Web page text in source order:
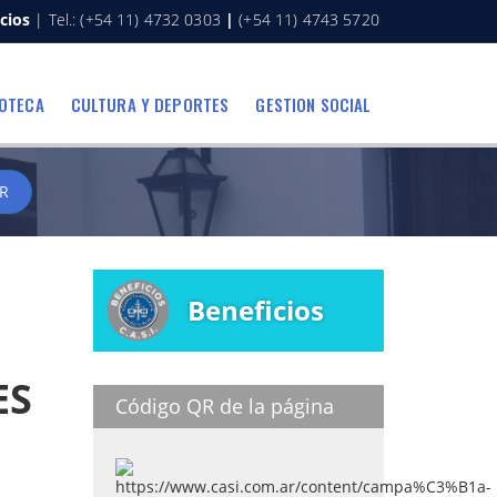
| Tel.: (+54 11) 4732 0303 | (+54 11) 4743 5720
CULTURA Y DEPORTES GESTION SOCIAL
Beneficios
Código QR de la página